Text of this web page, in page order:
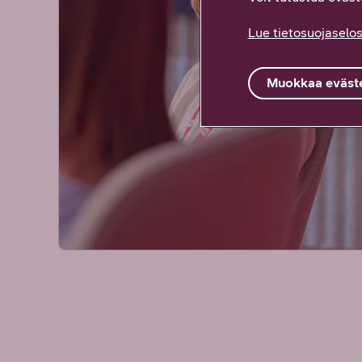
Lue
Muokkaa